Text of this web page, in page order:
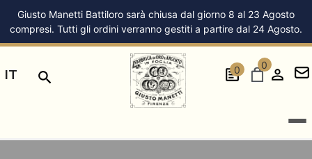
Giusto Manetti Battiloro sarà chiusa dal giorno 8 al 23 Agosto
compresi. Tutti gli ordini verranno gestiti a partire dal 24 Agosto.
IT 0 0